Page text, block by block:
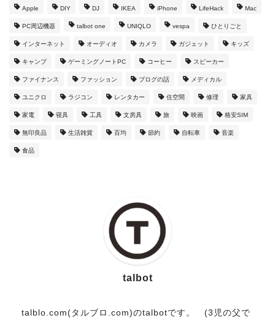
Apple DIY DJ IKEA iPhone LifeHack Mac
PC周辺機器 talbot one UNIQLO vespa ひとりごと
インターネット オーディオ カメラ ガジェット キッズ
キャンプ ゲーミングノートPC コーヒー スピーカー
ファイナンス ファッション ブログの話 メディカル
ユニクロ ラジコン レンタカー 住空間 修理 家具
家電 寝具 工具 文房具 旅 映画 格安SIM
無印良品 生活雑貨 百均 節約 自転車 音楽
食品
talbot
talblo.com(タルブロ.com)のtalbotです。 (3児の父で